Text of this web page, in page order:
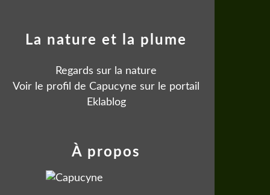
La nature et la plume
Regards sur la nature
Voir le profil de Capucyne sur le portail
Eklablog
À propos